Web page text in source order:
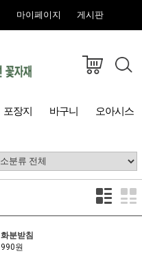
마이페이지 게시판
포장지 바구니 오아시스
화분받침
990원